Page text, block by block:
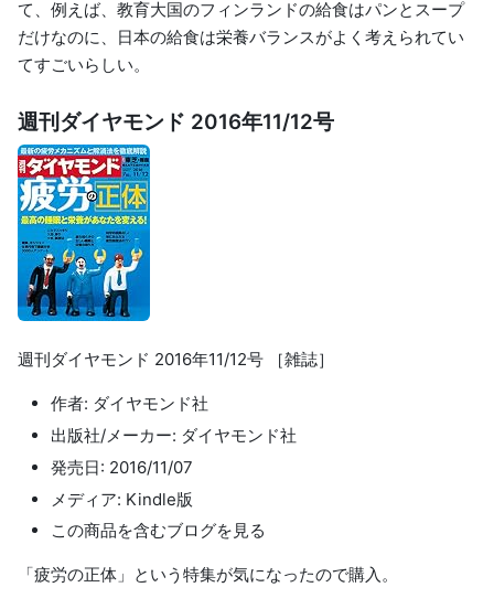
て、例えば、教育大国のフィンランドの給食はパンとスープ
だけなのに、日本の給食は栄養バランスがよく考えられてい
てすごいらしい。
週刊ダイヤモンド 2016年11/12号
週刊ダイヤモンド 2016年11/12号 ［雑誌］
作者: ダイヤモンド社
出版社/メーカー: ダイヤモンド社
発売日: 2016/11/07
メディア: Kindle版
この商品を含むブログを見る
「疲労の正体」という特集が気になったので購入。